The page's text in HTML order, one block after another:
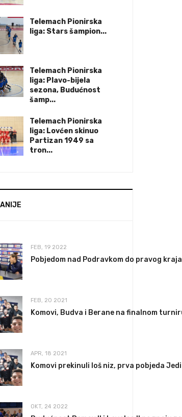
Telemach Pionirska
liga: Stars šampion...
Telemach Pionirska
liga: Plavo-bijela
sezona, Budućnost
šamp...
Telemach Pionirska
liga: Lovćen skinuo
Partizan 1949 sa
tron...
FEB, 19 2022
Pobjedom nad Podravkom do pravog
FEB, 20 2021
Komovi, Budva i Berane na finalnom
APR, 18 2021
Komovi prekinuli loš niz, prva pobjeda
OKT, 24 2022